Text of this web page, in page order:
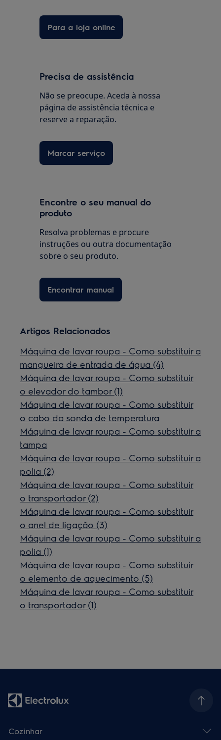
Para a loja online
Precisa de assistência
Não se preocupe. Aceda à nossa
página de assistência técnica e
reserve a reparação.
Marcar serviço
Encontre o seu manual do
produto
Resolva problemas e procure
instruções ou outra documentação
sobre o seu produto.
Encontrar manual
Artigos Relacionados
Máquina de lavar roupa - Como substituir a
mangueira de entrada de água (4)
Máquina de lavar roupa - Como substituir
o elevador do tambor (1)
Máquina de lavar roupa - Como substituir
o cabo da sonda de temperatura
Máquina de lavar roupa - Como substituir a
tampa
Máquina de lavar roupa - Como substituir a
polia (2)
Máquina de lavar roupa - Como substituir
o transportador (2)
Máquina de lavar roupa - Como substituir
o anel de ligação (3)
Máquina de lavar roupa - Como substituir a
polia (1)
Máquina de lavar roupa - Como substituir
o elemento de aquecimento (5)
Máquina de lavar roupa - Como substituir
o transportador (1)
Cozinhar